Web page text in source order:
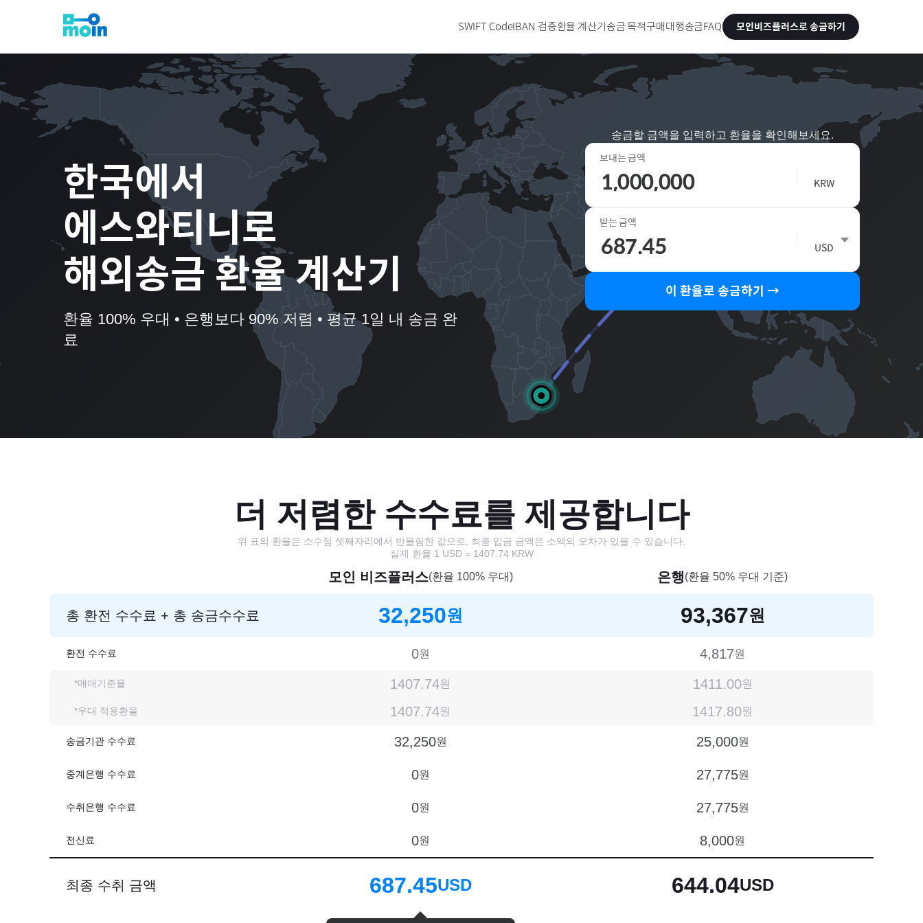
SWIFT CodeIBAN 검증환율 계산기송금 목적구매대행송금FAQ 모인비즈플러스로 송금하기
한국에서
에스와티니로
해외송금 환율 계산기
환율 100% 우대 • 은행보다 90% 저렴 • 평균 1일 내 송금 완
료
송금할 금액을 입력하고 환율을 확인해보세요.
보내는 금액
KRW
받는 금액
USD
이 환율로 송금하기 →
더 저렴한 수수료를 제공합니다
위 표의 환율은 소수점 셋째자리에서 반올림한 값으로, 최종 입금 금액은 소액의 오차가 있을 수 있습니다.
실제 환율 1 USD= 1407.74KRW
모인 비즈플러스(환율 100% 우대) 은행(환율 50% 우대 기준)
총 환전 수수료 + 총 송금수수료 32,250원 93,367원
환전 수수료 0원 4,817원
*매매기준율 1407.74원 1411.00원
*우대 적용환율 1407.74원 1417.80원
송금기관 수수료 32,250원 25,000원
중계은행 수수료 0원 27,775원
수취은행 수수료 0원 27,775원
전신료 0원 8,000원
최종 수취 금액 687.45USD 644.04USD